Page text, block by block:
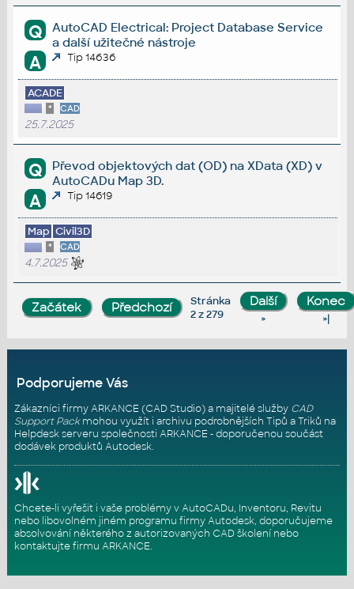
Q
AutoCAD Electrical: Project Database Service
a další užitečné nástroje
A Tip 14636
ACADE
* CAD
25.7.2025
Q
Převod objektových dat (OD) na XData (XD) v
AutoCADu Map 3D.
A Tip 14619
Map Civil3D
* CAD
4.7.2025
Stránka
2 z 279
» »|
Podporujeme Vás
Zákazníci firmy ARKANCE (CAD Studio) a majitelé služby CAD
Support Packmohou využít i archivu podrobnějších Tipů a Triků na
Helpdesk serveru společnosti ARKANCE - doporučenou součást
dodávek produktů Autodesk.
Chcete-li vyřešit i vaše problémy v AutoCADu, Inventoru, Revitu
nebo libovolném jiném programu firmy Autodesk, doporučujeme
absolvování některého z autorizovaných CAD školenínebo
kontaktujte firmu ARKANCE.